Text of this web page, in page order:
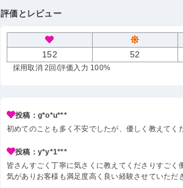
評価とレビュー
152 52
採用取消 2回 /評価入力 100%
投稿：g*o*u***
初めてのことも多く不安でしたが、優しく教えてく
投稿：y*y*1***
皆さんすごく丁寧に気さくに教えてくださりすご
気がありお客様も満足度高く良い経験させていただ